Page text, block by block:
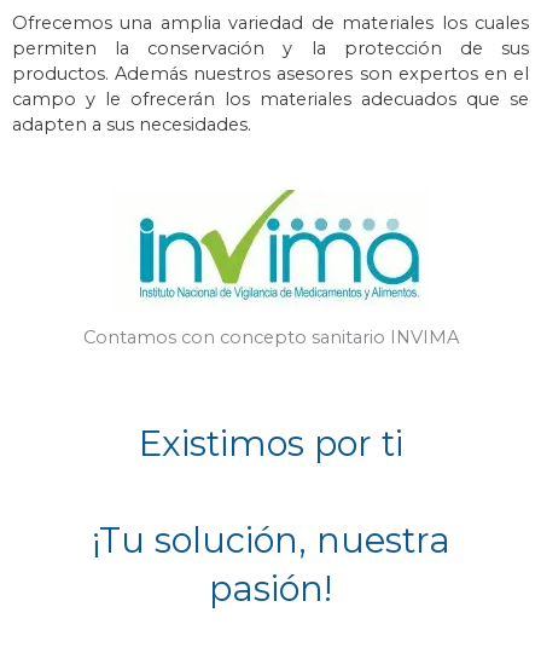
Ofrecemos una amplia variedad de materiales los cuales
permiten la conservación y la protección de sus
productos. Además nuestros asesores son expertos en el
campo y le ofrecerán los materiales adecuados que se
adapten a sus necesidades.
Contamos con concepto sanitario INVIMA
Existimos por ti
¡Tu solución, nuestra
pasión!